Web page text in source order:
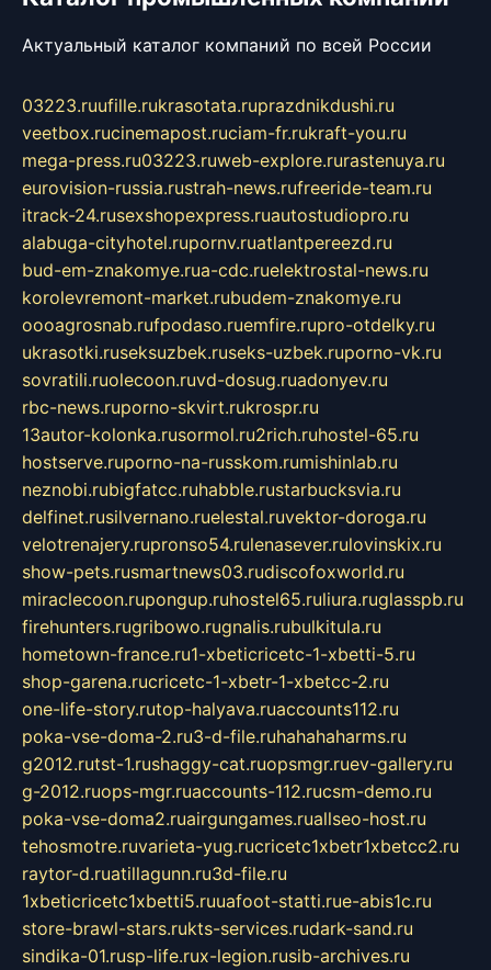
Актуальный каталог компаний по всей России
03223.ruufille.rukrasotata.ruprazdnikdushi.ru
veetbox.rucinemapost.ruciam-fr.rukraft-you.ru
mega-press.ru03223.ruweb-explore.rurastenuya.ru
eurovision-russia.rustrah-news.rufreeride-team.ru
itrack-24.rusexshopexpress.ruautostudiopro.ru
alabuga-cityhotel.rupornv.ruatlantpereezd.ru
bud-em-znakomye.rua-cdc.ruelektrostal-news.ru
korolevremont-market.rubudem-znakomye.ru
oooagrosnab.rufpodaso.ruemfire.rupro-otdelky.ru
ukrasotki.ruseksuzbek.ruseks-uzbek.ruporno-vk.ru
sovratili.ruolecoon.ruvd-dosug.ruadonyev.ru
rbc-news.ruporno-skvirt.rukrospr.ru
13autor-kolonka.rusormol.ru2rich.ruhostel-65.ru
hostserve.ruporno-na-russkom.rumishinlab.ru
neznobi.rubigfatcc.ruhabble.rustarbucksvia.ru
delfinet.rusilvernano.ruelestal.ruvektor-doroga.ru
velotrenajery.rupronso54.rulenasever.rulovinskix.ru
show-pets.rusmartnews03.rudiscofoxworld.ru
miraclecoon.rupongup.ruhostel65.ruliura.ruglasspb.ru
firehunters.rugribowo.rugnalis.rubulkitula.ru
hometown-france.ru1-xbeticricetc-1-xbetti-5.ru
shop-garena.rucricetc-1-xbetr-1-xbetcc-2.ru
one-life-story.rutop-halyava.ruaccounts112.ru
poka-vse-doma-2.ru3-d-file.ruhahahaharms.ru
g2012.rutst-1.rushaggy-cat.ruopsmgr.ruev-gallery.ru
g-2012.ruops-mgr.ruaccounts-112.rucsm-demo.ru
poka-vse-doma2.ruairgungames.ruallseo-host.ru
tehosmotre.ruvarieta-yug.rucricetc1xbetr1xbetcc2.ru
raytor-d.ruatillagunn.ru3d-file.ru
1xbeticricetc1xbetti5.ruuafoot-statti.rue-abis1c.ru
store-brawl-stars.rukts-services.rudark-sand.ru
sindika-01.rusp-life.rux-legion.rusib-archives.ru